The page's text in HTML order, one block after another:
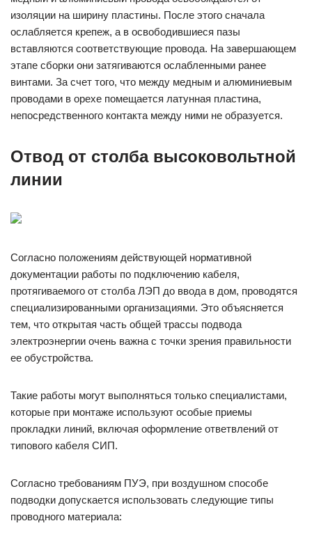
изоляции на ширину пластины. После этого сначала
ослабляется крепеж, а в освободившиеся пазы
вставляются соответствующие провода. На завершающем
этапе сборки они затягиваются ослабленными ранее
винтами. За счет того, что между медным и алюминиевым
проводами в орехе помещается латунная пластина,
непосредственного контакта между ними не образуется.
Отвод от столба высоковольтной
линии
Согласно положениям действующей нормативной
документации работы по подключению кабеля,
протягиваемого от столба ЛЭП до ввода в дом, проводятся
специализированными организациями. Это объясняется
тем, что открытая часть общей трассы подвода
электроэнергии очень важна с точки зрения правильности
ее обустройства.
Такие работы могут выполняться только специалистами,
которые при монтаже используют особые приемы
прокладки линий, включая оформление ответвлений от
типового кабеля СИП.
Согласно требованиям ПУЭ, при воздушном способе
подводки допускается использовать следующие типы
проводного материала: